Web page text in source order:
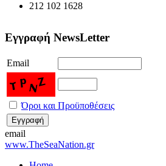
212 102 1628
Εγγραφή NewsLetter
Email
Όροι και Προϋποθέσεις
email
www.TheSeaNation.gr